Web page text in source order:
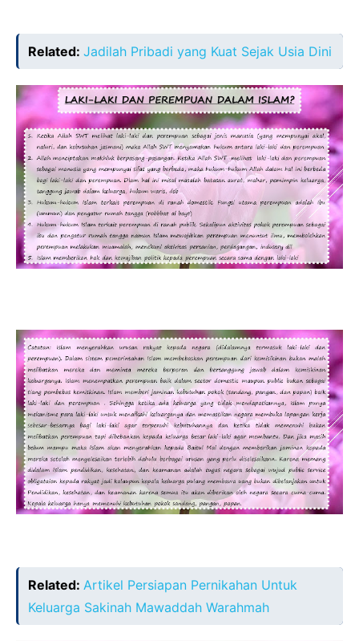
Related: Jadilah Pribadi yang Kuat Sejak Usia Dini
Related: Artikel Persiapan Pernikahan Untuk
Keluarga Sakinah Mawaddah Warahmah